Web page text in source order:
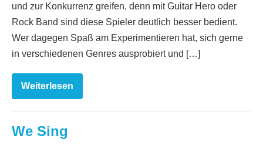
und zur Konkurrenz greifen, denn mit Guitar Hero oder
Rock Band sind diese Spieler deutlich besser bedient.
Wer dagegen Spaß am Experimentieren hat, sich gerne
in verschiedenen Genres ausprobiert und […]
Weiterlesen
Wii
Music
We Sing